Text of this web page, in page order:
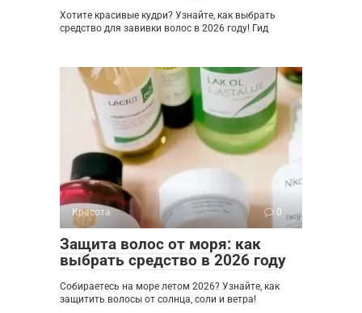
Хотите красивые кудри? Узнайте, как выбрать
средство для завивки волос в 2026 году! Гид
Красота 0
Защита волос от моря: как
выбрать средство в 2026 году
Собираетесь на море летом 2026? Узнайте, как
защитить волосы от солнца, соли и ветра!